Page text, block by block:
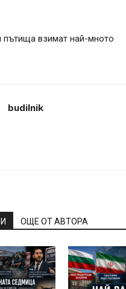
пътища взимат най-мното
budilnik
ОЩЕ ОТ АВТОРА